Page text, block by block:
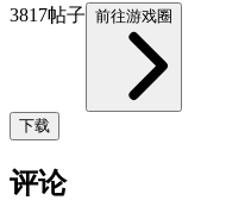
3817帖子 前往游戏圈
下载
评论